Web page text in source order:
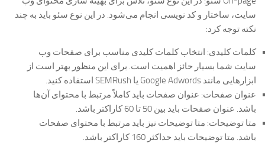
سایت، ساختار و کد نویسی انجام می‌شود. در این نوع سئو باید به چند
نکته توجه کرد:
کلمات کلیدی: انتخاب کلمات کلیدی مناسب برای صفحات وب
سایت شما بسیار حائز اهمیت است. برای این منظور بهتر است از
ابزارهایی مانند Google Adwords یا SEMRush استفاده کنید.
عنوان صفحات: عنوان صفحات باید کاملاً مرتبط با محتوای آن‌ها
باشد. عنوان صفحات باید بین 50 تا 60 کاراکتر باشد.
متا توضیحات: متا توضیحات نیز باید مرتبط با محتوای صفحات
باشد. متا توضیحات باید حداکثر 160 کاراکتر باشد.